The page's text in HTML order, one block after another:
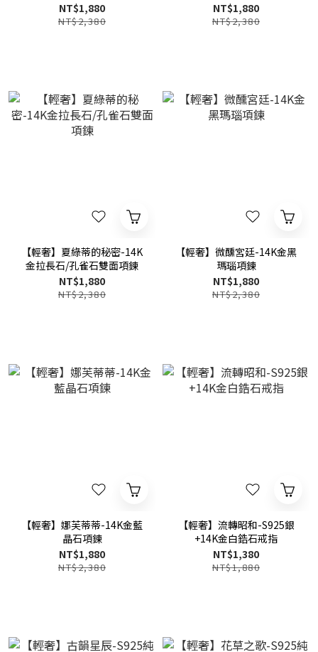
NT$1,880
NT$2,380
NT$1,880
NT$2,380
【輕奢】夏綠蒂的秘密-14K
金拉長石/孔雀石雙面項鍊
NT$1,880
NT$2,380
【輕奢】微醺宮廷-14K金黑
瑪瑙項鍊
NT$1,880
NT$2,380
【輕奢】娜芙蒂蒂-14K金藍
晶石項鍊
NT$1,880
NT$2,380
【輕奢】流轉昭和-S925銀
+14K金白鋯石戒指
NT$1,380
NT$1,880